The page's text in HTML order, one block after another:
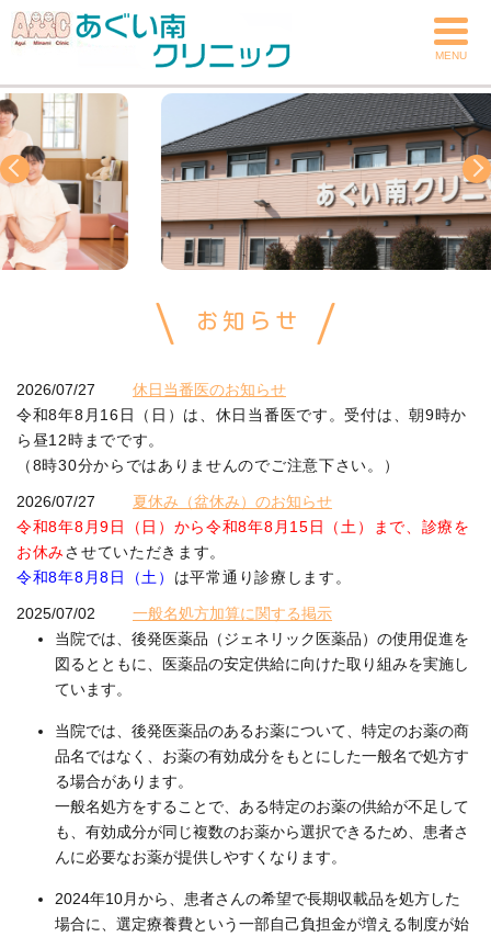
MENU
お知らせ
2026/07/27
休日当番医のお知らせ
令和8年8月16日（日）は、休日当番医です。受付は、朝9時か
ら昼12時までです。
（8時30分からではありませんのでご注意下さい。）
2026/07/27
夏休み（盆休み）のお知らせ
令和8年8月9日（日）から令和8年8月15日（土）まで、診療を
お休みさせていただきます。
令和8年8月8日（土） は平常通り診療します。
2025/07/02
一般名処方加算に関する掲示
当院では、後発医薬品（ジェネリック医薬品）の使用促進を
図るとともに、医薬品の安定供給に向けた取り組みを実施し
ています。
当院では、後発医薬品のあるお薬について、特定のお薬の商
品名ではなく、お薬の有効成分をもとにした一般名で処方す
る場合があります。
一般名処方をすることで、ある特定のお薬の供給が不足して
も、有効成分が同じ複数のお薬から選択できるため、患者さ
んに必要なお薬が提供しやすくなります。
2024年10月から、患者さんの希望で長期収載品を処方した
場合に、選定療養費という一部自己負担金が増える制度が始